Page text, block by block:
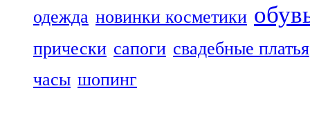
одежда новинки косметики
прически сапоги свадебные платья
часы шопинг